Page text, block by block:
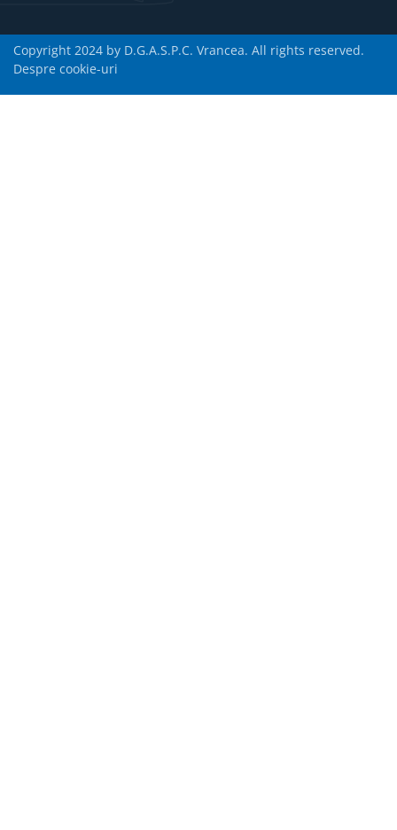
Copyright 2024 by D.G.A.S.P.C. Vrancea. All rights reserved.
Despre cookie-uri